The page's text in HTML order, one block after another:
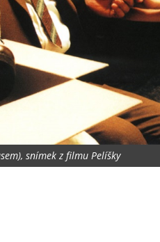
snímek z filmu Pelíšky